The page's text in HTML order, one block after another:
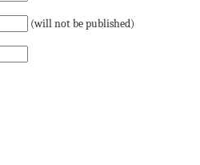
(will not be published)